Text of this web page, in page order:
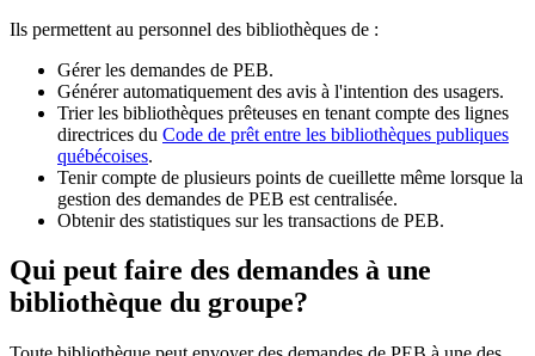
Ils permettent au personnel des bibliothèques de :
Gérer les demandes de PEB.
Générer automatiquement des avis à l'intention des usagers.
Trier les bibliothèques prêteuses en tenant compte des lignes
directrices du Code de prêt entre les bibliothèques publiques
québécoises.
Tenir compte de plusieurs points de cueillette même lorsque la
gestion des demandes de PEB est centralisée.
Obtenir des statistiques sur les transactions de PEB.
Qui peut faire des demandes à une
bibliothèque du groupe?